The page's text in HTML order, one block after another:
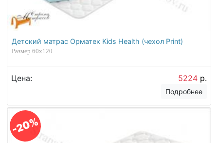
Детский матрас Орматек Kids Health (чехол Print)
Размер 60х120
Цена: 5224 р.
Подробнее
-20%